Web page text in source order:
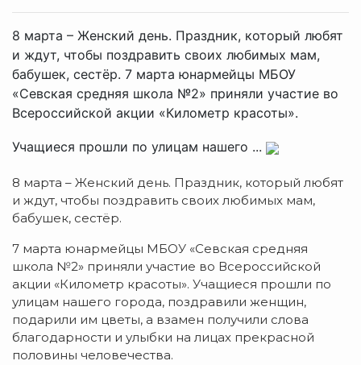
8 марта – Женский день. Праздник, который любят
и ждут, чтобы поздравить своих любимых мам,
бабушек, сестёр. 7 марта юнармейцы МБОУ
«Севская средняя школа №2» приняли участие во
Всероссийской акции «Километр красоты».
Учащиеся прошли по улицам нашего ...
8 марта – Женский день. Праздник, который любят
и ждут, чтобы поздравить своих любимых мам,
бабушек, сестёр.
7 марта юнармейцы МБОУ «Севская средняя
школа №2» приняли участие во Всероссийской
акции «Километр красоты». Учащиеся прошли по
улицам нашего города, поздравили женщин,
подарили им цветы, а взамен получили слова
благодарности и улыбки на лицах прекрасной
половины человечества.